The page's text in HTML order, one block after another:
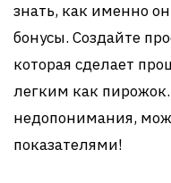
знать, как именно
бонусы. Создайте
которая сделает
легким как
недопонимания,
показателями!